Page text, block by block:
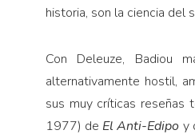
historia, son la ciencia del
Con Deleuze, Badiou
alternativamente hostil,
sus muy críticas reseñas
1977) de El Anti-Edipo y